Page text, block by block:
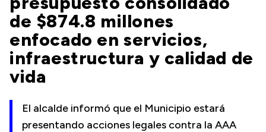
de $874.8 millones
enfocado en servicios,
infraestructura y calidad de
vida
El alcalde informó que el Municipio estará
presentando acciones legales contra la AAA